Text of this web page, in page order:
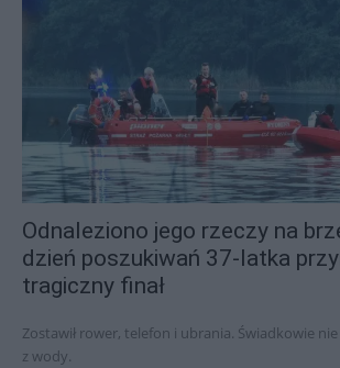
Odnaleziono jego rzeczy na
dzień poszukiwań 37-latka
tragiczny finał
Zostawił rower, telefon i ubrania. Świadkowie
z wody.